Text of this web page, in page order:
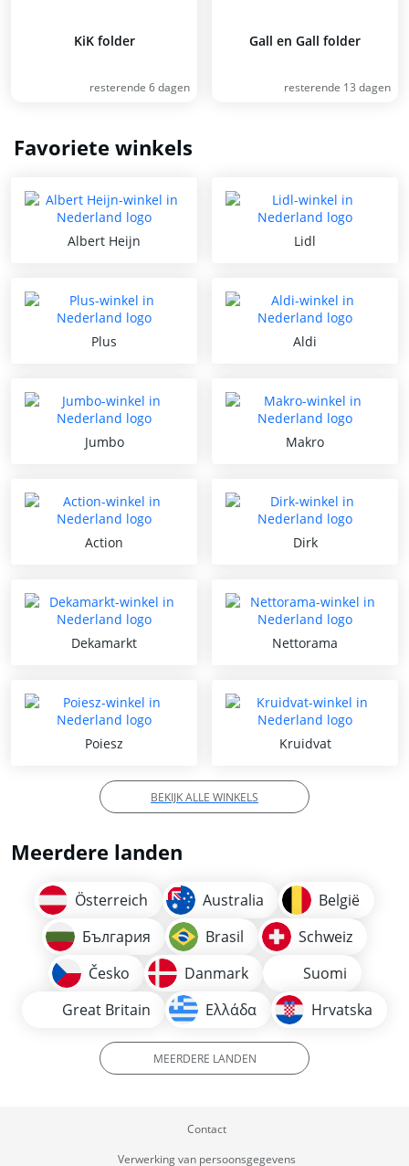
KiK folder
resterende 6 dagen
Gall en Gall folder
resterende 13 dagen
Favoriete winkels
Albert Heijn Lidl
Plus Aldi
Jumbo Makro
Action Dirk
Dekamarkt Nettorama
Poiesz Kruidvat
BEKIJK ALLE WINKELS
Meerdere landen
Österreich Australia
België
България
Brasil
Schweiz
Česko
Danmark
Suomi
Great Britain
Ελλάδα Hrvatska
MEERDERE LANDEN
Contact
Verwerking van persoonsgegevens